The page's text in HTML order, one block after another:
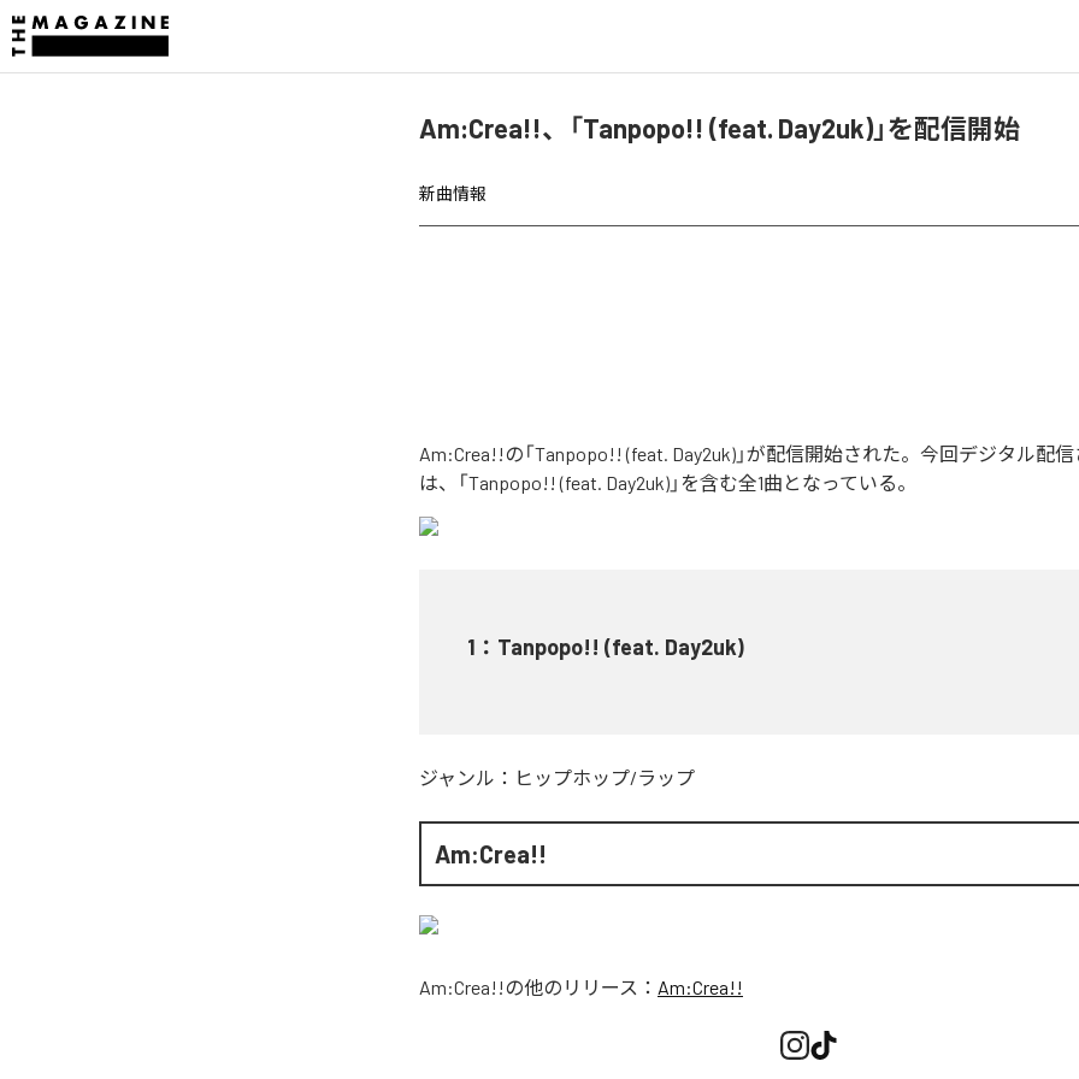
Am:Crea!!、「Tanpopo!! (feat. Day2uk)」を配信開始
新曲情報
Am:Crea!!の「Tanpopo!! (feat. Day2uk)」が配信開始された。今回デジタル配
は、「Tanpopo!! (feat. Day2uk)」を含む全1曲となっている。
1 ： Tanpopo!! (feat. Day2uk)
ジャンル： ヒップホップ/ラップ
Am:Crea!!
Am:Crea!!の他のリリース： Am:Crea!!